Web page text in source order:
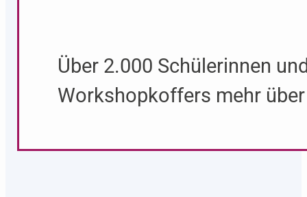
Über 2.000 Schülerinnen
Workshopkoffers mehr